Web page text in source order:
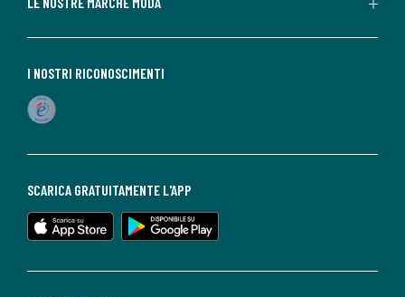
SCARICA GRATUITAMENTE L'APP
I NOSTRI RICONOSCIMENTI